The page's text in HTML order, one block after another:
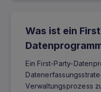
Was ist ein
Ein First-Party-
Verwaltungsprozess